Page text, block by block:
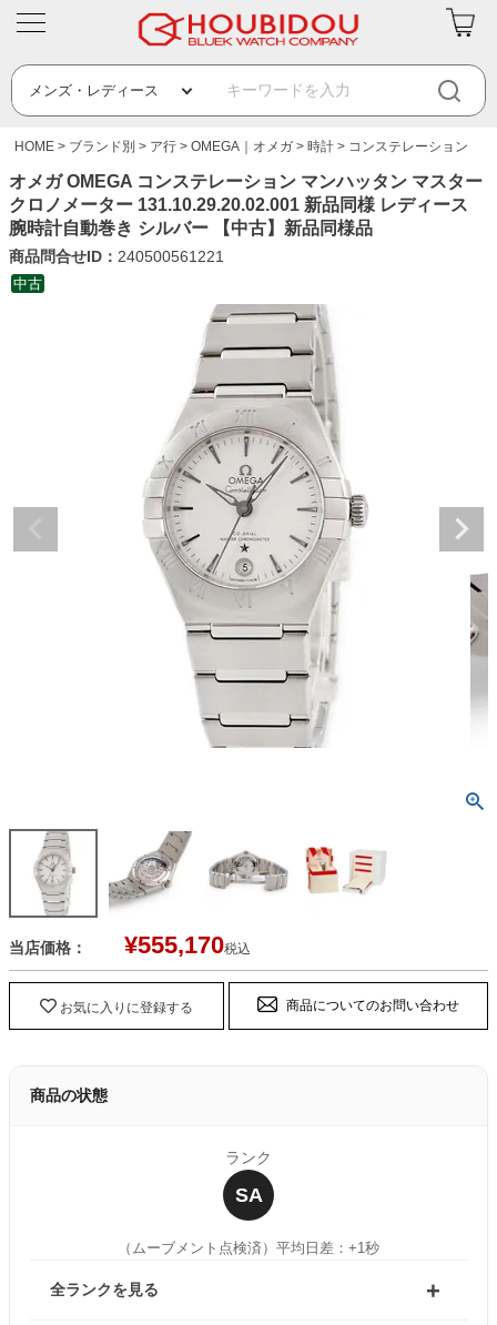
HOME ブランド別 ア行 OMEGA｜オメガ 時計 コンステレーション
オメガ OMEGA コンステレーション マンハッタン マスター
クロノメーター 131.10.29.20.02.001 新品同様 レディース
腕時計自動巻き シルバー 【中古】新品同様品
商品問合せID： 240500561221
中古
当店価格： ¥555,170税込
お気に入りに登録する 商品についてのお問い合わせ
商品の状態
ランク
SA
（ムーブメント点検済） 平均日差：+1秒
全ランクを見る